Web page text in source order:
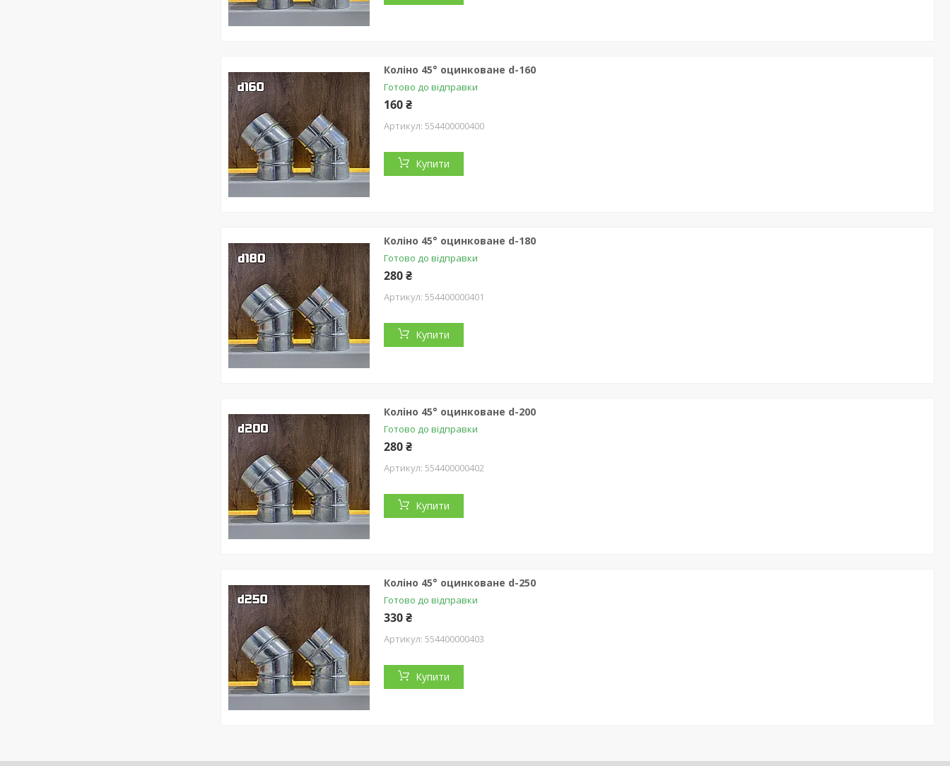
Коліно 45° оцинковане d-160
Готово до відправки
160 ₴
554400000400
Купити
Коліно 45° оцинковане d-180
Готово до відправки
280 ₴
554400000401
Купити
Коліно 45° оцинковане d-200
Готово до відправки
280 ₴
554400000402
Купити
Коліно 45° оцинковане d-250
Готово до відправки
330 ₴
554400000403
Купити